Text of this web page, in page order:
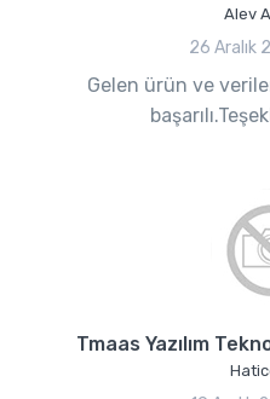
Alev
26 Aralık
Gelen ürün ve
Tmaas Yazılım